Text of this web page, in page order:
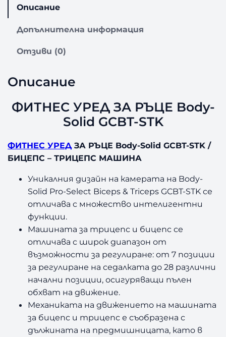
У
З
Ъ
Е
y
-
Описание
Допълнителна информация
Отзиви (0)
Описание
ФИТНЕС УРЕД ЗА РЪЦЕ Body-
Solid GCBT-STK
ФИТНЕС УРЕДЗА РЪЦЕ Body-Solid GCBT-STK /
БИЦЕПС – ТРИЦЕПС МАШИНА
Уникалния дизайн на камерата на Body-
Solid Pro-Select Biceps & Triceps GCBT-STK се
отличава с множество интелигентни
функции.
Машината за трицепс и бицепс се
отличава с широк диапазон от
възможности за регулиране: от 7 позиции
за регулиране на седалката до 28 различни
начални позиции, осигуряващи пълен
обхват на движение.
Механиката на движението на машината
за бицепс и трицепс е съобразена с
дължината на предмишницата, като в